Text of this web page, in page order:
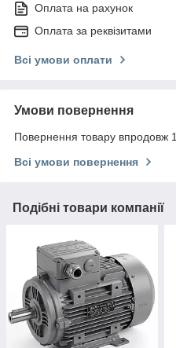
Оплата на рахунок
Оплата за реквізитами
Всі умови оплати
Умови повернення
Повернення товару впродовж
Всі умови повернення
Подібні товари компанії